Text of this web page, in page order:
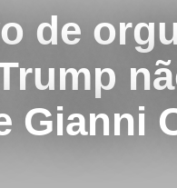
de
Gianni